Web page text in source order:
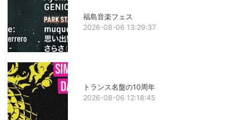
福島音楽フェス
2026-08-06 13:29:37
トランス名盤の10周年
2026-08-06 12:18:45